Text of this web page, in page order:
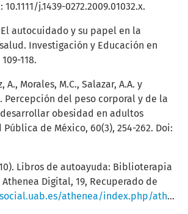
10.1111/j.1439-0272.2009.01032.x.
El autocuidado y su papel en la
Investigación y Educación en
118.
A., Morales, M.C., Salazar, A.A. y
Percepción del peso corporal y de la
obesidad en adultos
de México, 60(3), 254-262. Doi:
Libros de autoayuda: Biblioterapia
Digital, 19, Recuperado de
athenea/index.php/atheneaDigital/article/view/722